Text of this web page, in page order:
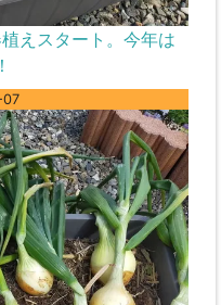
えスタート。今年は